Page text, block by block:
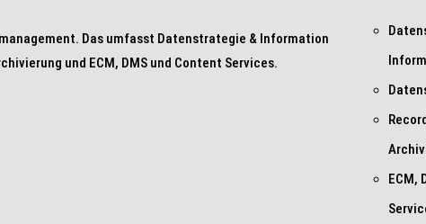
Das umfasst Datenstrategie & Information
und ECM, DMS und Content Services.
ECM,